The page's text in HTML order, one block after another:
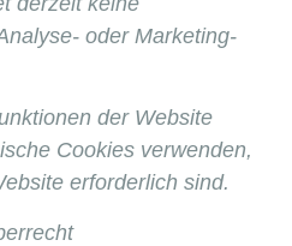
oder Marketing-
der Website
Cookies verwenden,
erforderlich sind.